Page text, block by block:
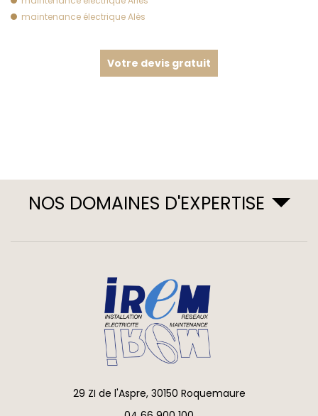
maintenance électrique Alès
Votre devis gratuit
NOS DOMAINES D'EXPERTISE
29 ZI de l'Aspre, 30150 Roquemaure